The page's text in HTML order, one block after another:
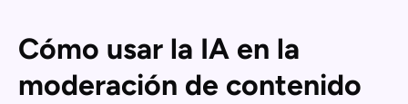
Cómo usar la IA en la
moderación de contenido